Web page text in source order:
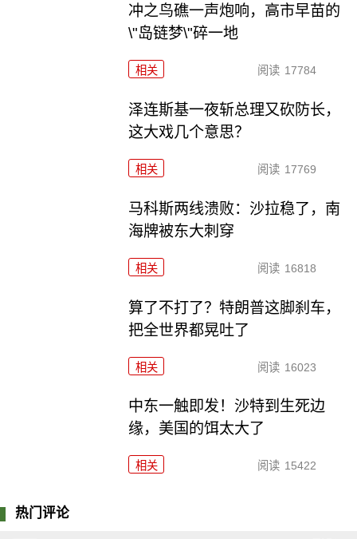
冲之鸟礁一声炮响，高市早苗的
\"岛链梦\"碎一地
相关 阅读 17784
泽连斯基一夜斩总理又砍防长，
这大戏几个意思？
相关 阅读 17769
马科斯两线溃败：沙拉稳了，南
海牌被东大刺穿
相关 阅读 16818
算了不打了？特朗普这脚刹车，
把全世界都晃吐了
相关 阅读 16023
中东一触即发！沙特到生死边
缘，美国的饵太大了
相关 阅读 15422
热门评论